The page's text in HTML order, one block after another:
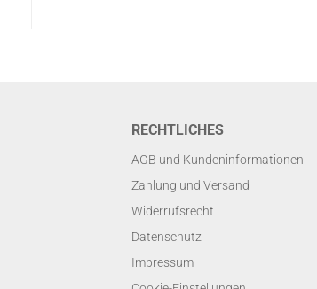
RECHTLICHES
AGB und Kundeninformationen
Zahlung und Versand
Widerrufsrecht
Datenschutz
Impressum